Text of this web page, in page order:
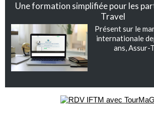
Une formation simplifiée pour les
Travel
Présent sur le
internationale
ans, Assur-